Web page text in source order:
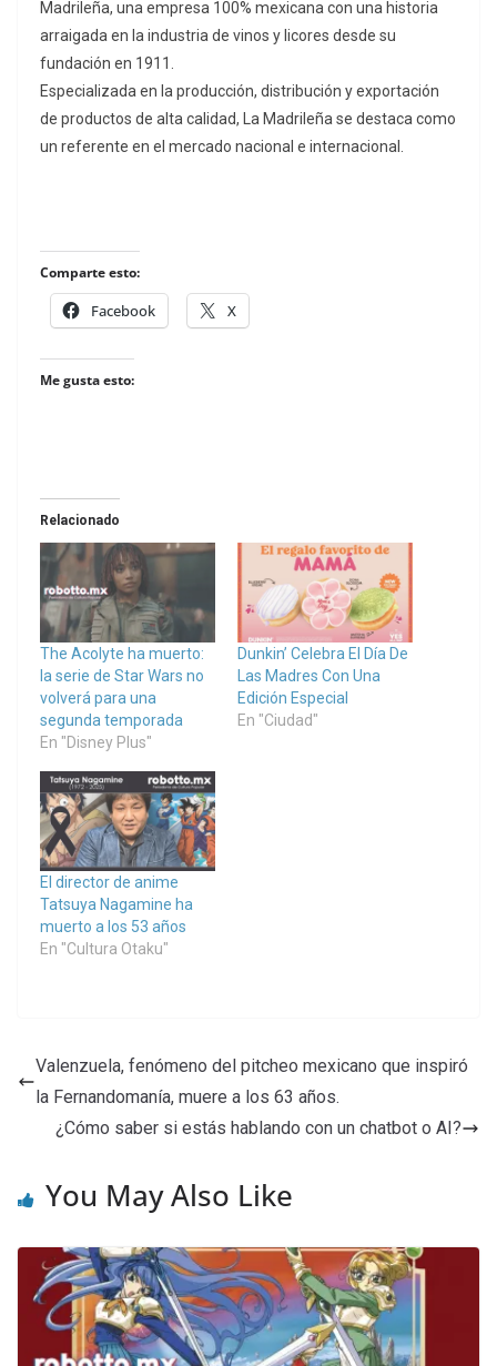
Madrileña, una empresa 100% mexicana con una historia
arraigada en la industria de vinos y licores desde su
fundación en 1911.
Especializada en la producción, distribución y exportación
de productos de alta calidad, La Madrileña se destaca como
un referente en el mercado nacional e internacional.
Comparte esto:
Facebook X
Me gusta esto:
Relacionado
The Acolyte ha muerto:
la serie de Star Wars no
volverá para una
segunda temporada
En "Disney Plus"
Dunkin’ Celebra El Día De
Las Madres Con Una
Edición Especial
En "Ciudad"
El director de anime
Tatsuya Nagamine ha
muerto a los 53 años
En "Cultura Otaku"
Valenzuela, fenómeno del pitcheo mexicano que inspiró
la Fernandomanía, muere a los 63 años.
¿Cómo saber si estás hablando con un chatbot o AI?
You May Also Like